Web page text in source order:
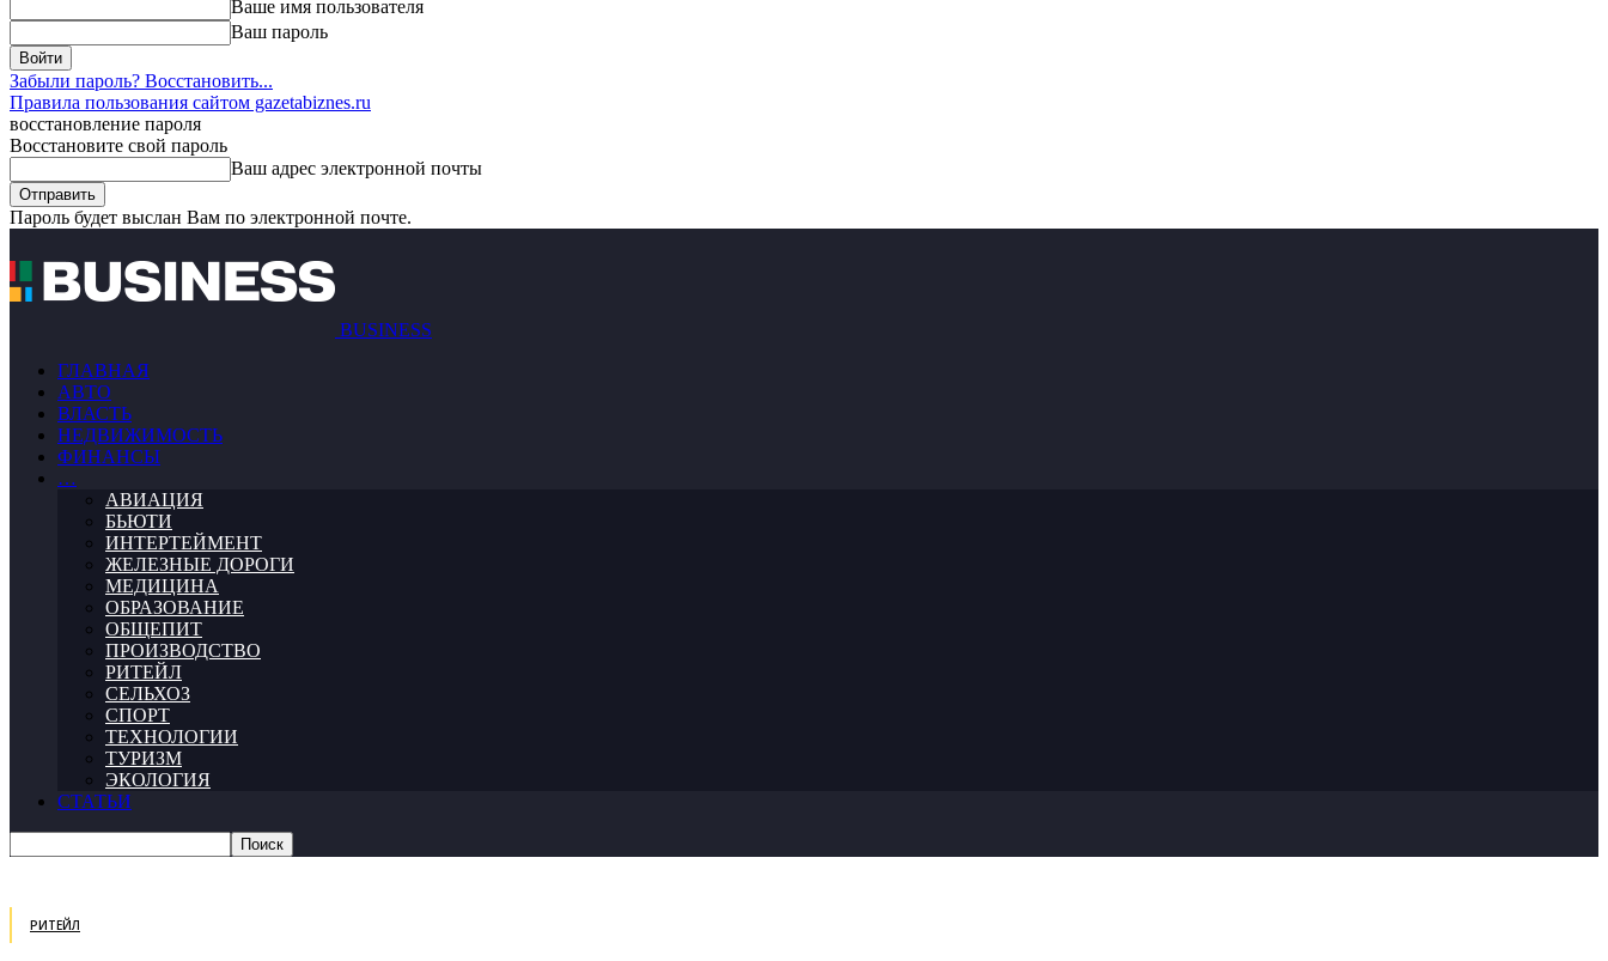
Ваше имя пользователя
Ваш пароль
Забыли пароль? Восстановить...
Правила пользования сайтом gazetabiznes.ru
восстановление пароля
Восстановите свой пароль
Ваш адрес электронной почты
Пароль будет выслан Вам по электронной почте.
BUSINESS
ГЛАВНАЯ
АВТО
ВЛАСТЬ
НЕДВИЖИМОСТЬ
ФИНАНСЫ
…
АВИАЦИЯ
БЬЮТИ
ИНТЕРТЕЙМЕНТ
ЖЕЛЕЗНЫЕ ДОРОГИ
МЕДИЦИНА
ОБРАЗОВАНИЕ
ОБЩЕПИТ
ПРОИЗВОДСТВО
РИТЕЙЛ
СЕЛЬХОЗ
СПОРТ
ТЕХНОЛОГИИ
ТУРИЗМ
ЭКОЛОГИЯ
СТАТЬИ
РИТЕЙЛ